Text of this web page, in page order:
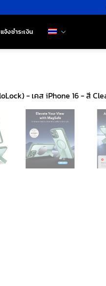
แจ้งชำระเงิน